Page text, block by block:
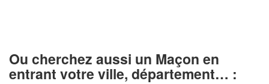
Ou cherchez aussi un Maçon en
entrant votre ville, département… :